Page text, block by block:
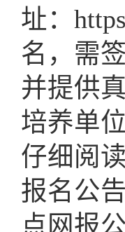
址：
名，需
并提供
培养单
仔细阅
报名公
点网报